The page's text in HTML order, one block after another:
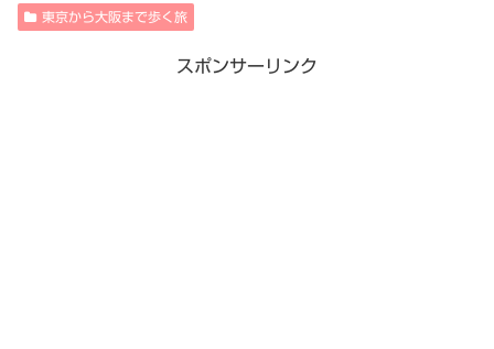
東京から大阪まで歩く旅
スポンサーリンク